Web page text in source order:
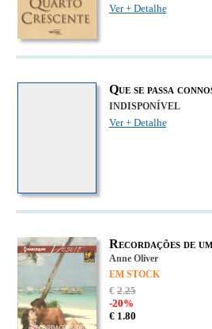
Ver + Detalhe
Que se passa
INDISPONÍVEL
Ver + Detalhe
Recordações de
Anne Oliver
EM STOCK
€2.25
-20%
€ 1.80